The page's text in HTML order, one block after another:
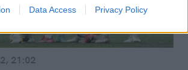
Data Access Privacy Policy
21:02